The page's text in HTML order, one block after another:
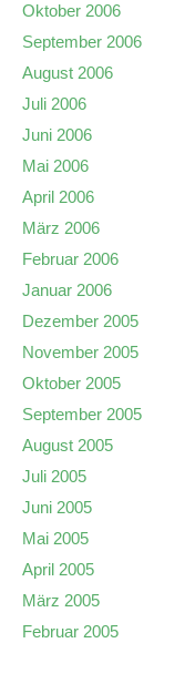
Oktober 2006
September 2006
August 2006
Juli 2006
Juni 2006
Mai 2006
April 2006
März 2006
Februar 2006
Januar 2006
Dezember 2005
November 2005
Oktober 2005
September 2005
August 2005
Juli 2005
Juni 2005
Mai 2005
April 2005
März 2005
Februar 2005